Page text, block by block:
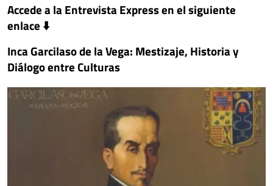
Accede a la Entrevista Express en el siguiente
enlace ⬇️
Inca Garcilaso de la Vega: Mestizaje, Historia y
Diálogo entre Culturas